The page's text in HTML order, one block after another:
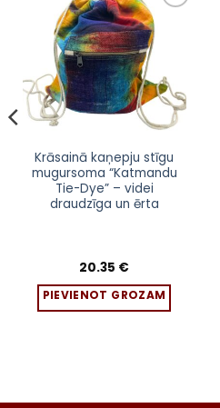
Pievienot
sarakstam
Krāsainā kaņepju stīgu
mugursoma “Katmandu
Tie-Dye” – videi
draudzīga un ērta
20.35 €
PIEVIENOT GROZAM